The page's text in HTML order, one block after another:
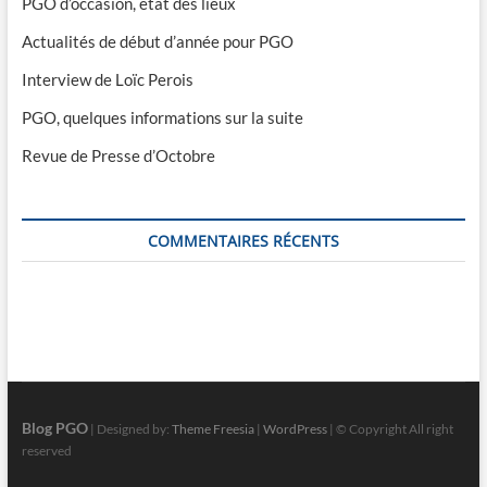
Actualités de début d’année pour PGO
Interview de Loïc Perois
PGO, quelques informations sur la suite
Revue de Presse d’Octobre
COMMENTAIRES RÉCENTS
Blog PGO| Designed by: Theme Freesia| WordPress| © Copyright All right
reserved